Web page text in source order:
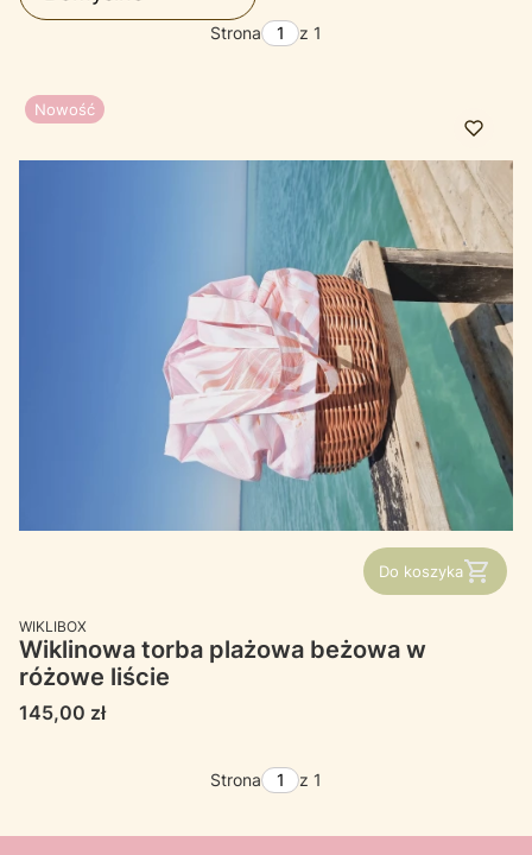
Strona z 1
Nowość
Do koszyka
PRODUCENT
WIKLIBOX
Wiklinowa torba plażowa beżowa w
różowe liście
Cena
145,00 zł
Strona z 1